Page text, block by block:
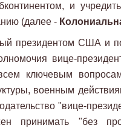
и
(далее -
президентом США и
вице-
ключевым
военным
"вице-
принимать "без